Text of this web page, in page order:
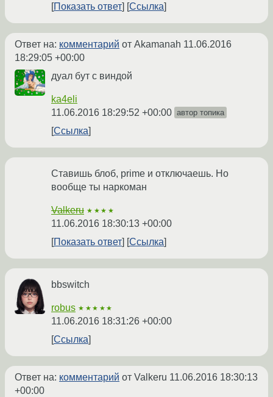
Показать ответ
Ссылка
Ответ на: комментарий от Akamanah 11.06.2016
18:29:05 +00:00
дуал бут с виндой
ka4eli
11.06.2016 18:29:52 +00:00 автор топика
Ссылка
Ставишь блоб, prime и отключаешь. Но
вообще ты наркоман
Valkeru ★★★★
11.06.2016 18:30:13 +00:00
Показать ответ
Ссылка
bbswitch
robus ★★★★★
11.06.2016 18:31:26 +00:00
Ссылка
Ответ на: комментарий от Valkeru 11.06.2016 18:30:13
+00:00